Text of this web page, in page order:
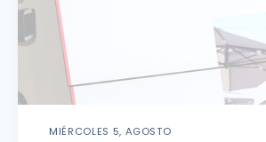
MIÉRCOLES 5, AGOSTO